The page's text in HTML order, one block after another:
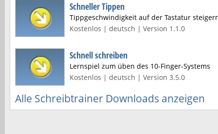
Schneller Tippen
Tippgeschwindigkeit auf der Tastatur
Kostenlos | deutsch | Version 1.1.0
Schnell schreiben
Lernspiel zum üben des 10-Finger-Systems
Kostenlos | deutsch | Version 3.5.0
Alle Schreibtrainer Downloads anzeigen